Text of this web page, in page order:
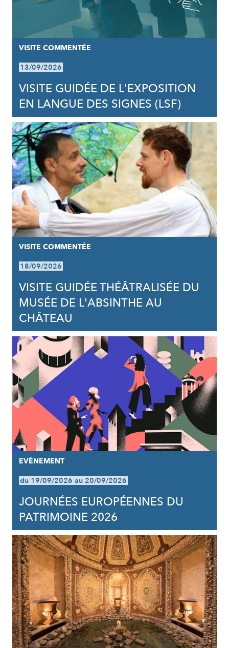
VISITE COMMENTÉE
13/09/2026
VISITE GUIDÉE DE L'EXPOSITION
EN LANGUE DES SIGNES (LSF)
VISITE COMMENTÉE
18/09/2026
VISITE GUIDÉE THÉÂTRALISÉE DU
MUSÉE DE L'ABSINTHE AU
CHÂTEAU
EVÈNEMENT
du 19/09/2026 au 20/09/2026
JOURNÉES EUROPÉENNES DU
PATRIMOINE 2026